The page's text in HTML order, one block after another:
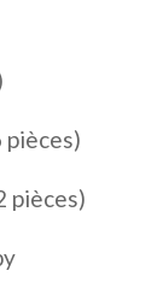
pièces)
pièces)